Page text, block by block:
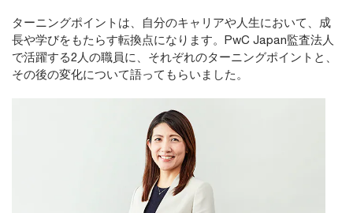
ターニングポイントは、自分のキャリアや人生において、成
長や学びをもたらす転換点になります。PwC Japan監査法人
で活躍する2人の職員に、それぞれのターニングポイントと、
その後の変化について語ってもらいました。